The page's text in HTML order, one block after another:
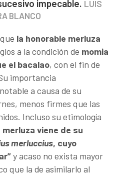
impecable. LUIS
BLANCO
la honorable merluza
a la condición de momia
el bacalao, con el fin de
importancia
a causa de su
menos firmes que las
Incluso su etimología
merluza viene de su
merluccius, cuyo
y acaso no exista mayor
que la de asimilarlo al